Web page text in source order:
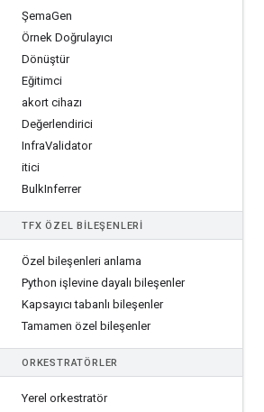
ŞemaGen
Örnek Doğrulayıcı
Dönüştür
Eğitimci
akort cihazı
Değerlendirici
InfraValidator
itici
BulkInferrer
TFX ÖZEL BILEŞENLERI
Özel bileşenleri anlama
Python işlevine dayalı bileşenler
Kapsayıcı tabanlı bileşenler
Tamamen özel bileşenler
ORKESTRATÖRLER
Yerel orkestratör